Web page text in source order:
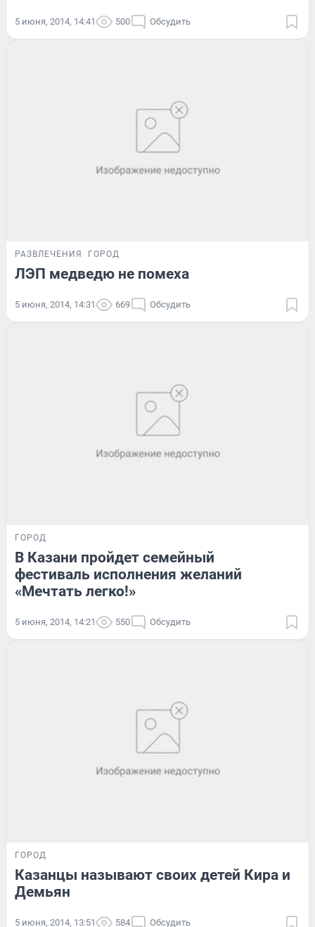
5 июня, 2014, 14:41 500 Обсудить
РАЗВЛЕЧЕНИЯ ГОРОД
ЛЭП медведю не помеха
5 июня, 2014, 14:31 669 Обсудить
ГОРОД
В Казани пройдет семейный
фестиваль исполнения желаний
«Мечтать легко!»
5 июня, 2014, 14:21 550 Обсудить
ГОРОД
Казанцы называют своих детей Кира и
Демьян
5 июня, 2014, 13:51 584 Обсудить